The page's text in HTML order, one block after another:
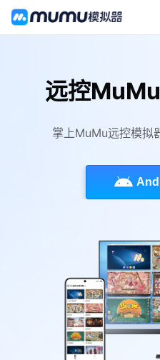
远控
掌上MuMu远控模拟